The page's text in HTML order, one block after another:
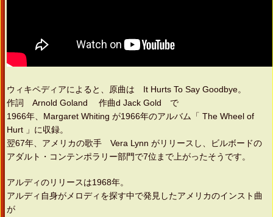
ウィキペディアによると、原曲は It Hurts To Say Goodbye。
作詞 Arnold Goland 作曲d Jack Gold で
1966年、Margaret Whiting が1966年のアルバム「 The Wheel of
Hurt 」に収録。
翌67年、アメリカの歌手 Vera Lynn がリリースし、ビルボードの
アダルト・コンテンポラリー部門で7位まで上がったそうです。
アルディのリリースは1968年。
アルディ自身がメロディを探す中で発見したアメリカのインスト曲
が